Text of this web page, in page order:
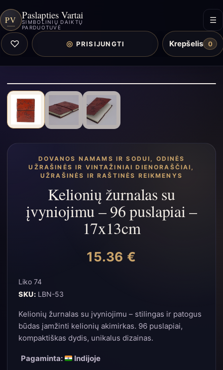
PV Paslapties Vartai
SIMBOLINIŲ DAIKTŲ
PARDUOTUVĖ
☰
♡ ◎ PRISIJUNGTI Krepšelis 0
DOVANOS NAMAMS IR SODUI , ODINĖS
UŽRAŠINĖS IR VINTAŽINIAI DIENORAŠČIAI ,
UŽRAŠINĖS IR RAŠTINĖS REIKMENYS
Kelionių žurnalas su
įvyniojimu – 96 puslapiai –
17x13cm
15.36 €
Liko 74
SKU: LBN-53
Kelionių žurnalas su įvyniojimu – stilingas ir patogus
būdas įamžinti kelionių akimirkas. 96 puslapiai,
kompaktiškas dydis, unikalus dizainas.
Pagaminta:
Indijoje